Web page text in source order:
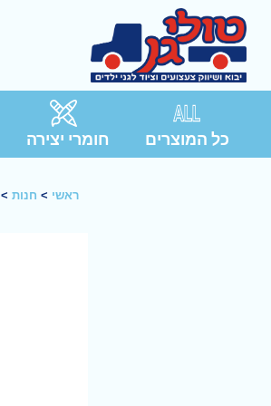
כל המוצרים חומרי יצירה
ראשי > חנות>